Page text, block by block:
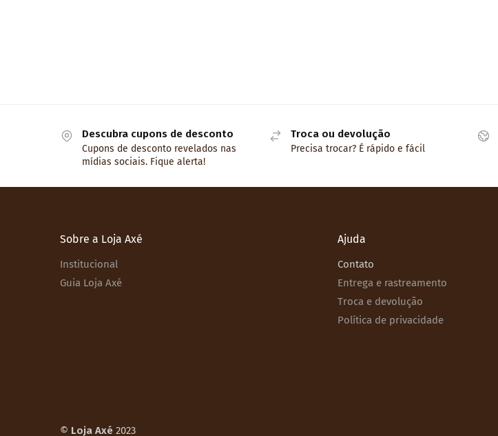
Descubra cupons de desconto
Cupons de desconto revelados nas
mídias sociais. Fique alerta!
Troca ou devolução
Precisa trocar? É rápido e fácil
Sobre a Loja Axé
Institucional
Guia Loja Axé
Ajuda
Contato
Entrega e rastreamento
Troca e devolução
Política de privacidade
© Loja Axé 2023